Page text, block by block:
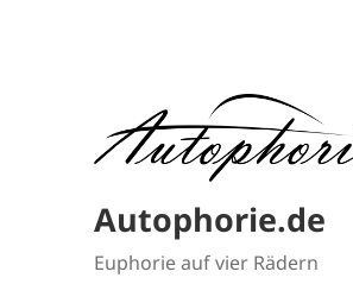
Autophorie.de
Euphorie auf vier Rädern